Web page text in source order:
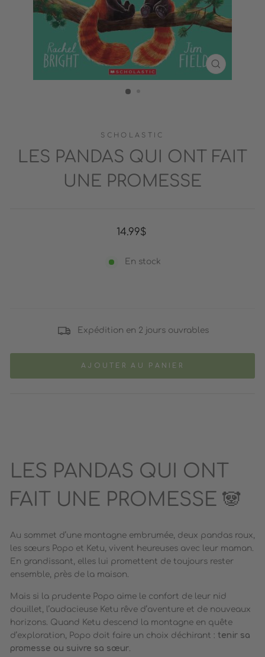
FERMER
(ESC)
SCHOLASTIC
LES PANDAS QUI ONT FAIT
UNE PROMESSE
Prix
14.99$
En stock
Expédition en 2 jours ouvrables
AJOUTER AU PANIER
LES PANDAS QUI ONT
FAIT UNE PROMESSE 🐼
Au sommet d’une montagne embrumée, deux pandas roux,
les sœurs Popo et Ketu, vivent heureuses avec leur maman.
En grandissant, elles lui promettent de toujours rester
ensemble, près de la maison.
Mais si la prudente Popo aime le confort de leur nid
douillet, l’audacieuse Ketu rêve d’aventure et de nouveaux
horizons. Quand Ketu descend la montagne en quête
d’exploration, Popo doit faire un choix déchirant : tenir sa
promesse ou suivre sa sœur